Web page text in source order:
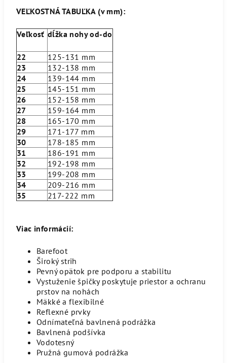
VEĽKOSTNÁ TABUĽKA (v mm):
Veľkosť dĺžka nohy od-do
22
125-131 mm
23
132-138 mm
24
139-144 mm
25
145-151 mm
26
152-158 mm
27
159-164 mm
28
165-170 mm
29
171-177 mm
30
178-185 mm
31
186-191 mm
32
192-198 mm
33
199-208 mm
34
209-216 mm
35
217-222 mm
Viac informácií:
Barefoot
Široký strih
Pevný opätok pre podporu a stabilitu
Vystuženie špičky poskytuje priestor a ochranu
prstov na nohách
Mäkké a flexibilné
Reflexné prvky
Odnímateľná bavlnená podrážka
Bavlnená podšívka
Vodotesný
Pružná gumová podrážka